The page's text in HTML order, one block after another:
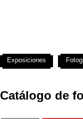
Catálogo de
Exposiciones